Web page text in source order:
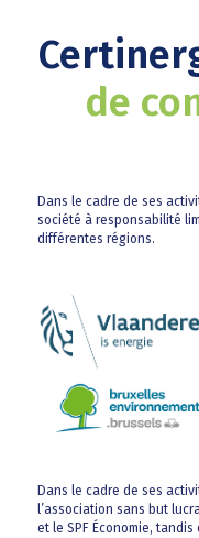
de
Dans le cadre de ses
société à responsabilité
différentes régions.
Dans le cadre de ses
l’association sans but
et le SPF Économie,